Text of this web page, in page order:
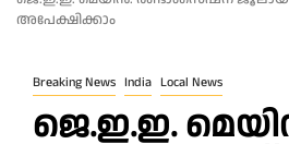
അപേക്ഷിക്കാം
Breaking News India Local News
ജെ.ഇ.ഇ.